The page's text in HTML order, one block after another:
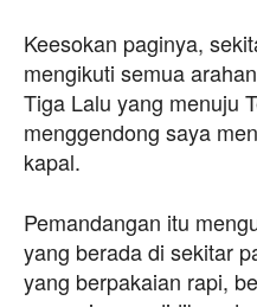
Keesokan paginya,
mengikuti semua
Tiga Lalu yang menuju
menggendong saya
kapal.
Pemandangan itu
yang berada di sekitar
yang berpakaian rapi,